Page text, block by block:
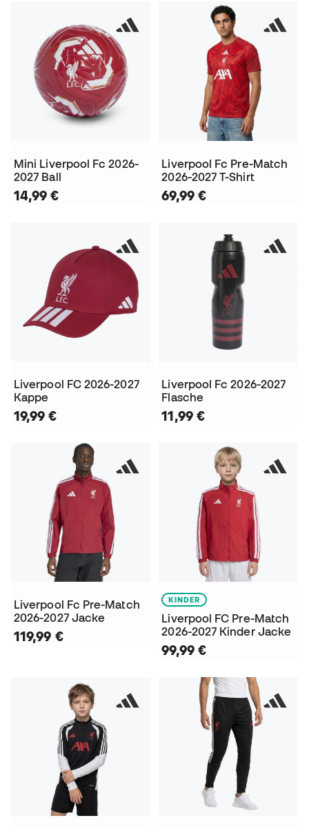
Mini Liverpool Fc 2026-
2027 Ball
14,99 €
Liverpool Fc Pre-Match
2026-2027 T-Shirt
69,99 €
Liverpool FC 2026-2027
Kappe
19,99 €
Liverpool Fc 2026-2027
Flasche
11,99 €
Liverpool Fc Pre-Match
2026-2027 Jacke
119,99 €
KINDER
Liverpool FC Pre-Match
2026-2027 Kinder Jacke
99,99 €